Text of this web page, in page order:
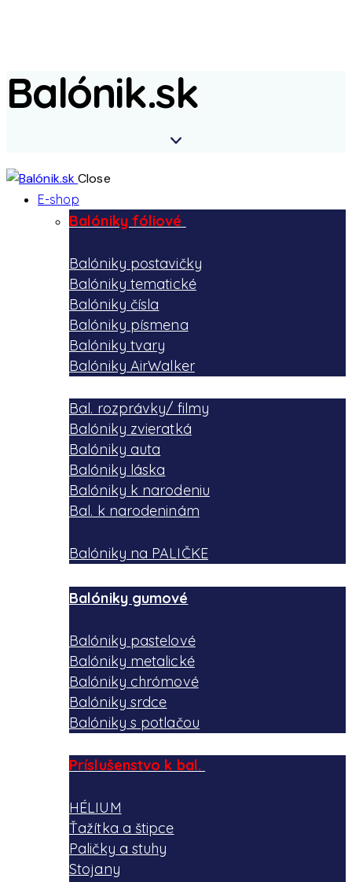
Balónik.sk
Close
E-shop
Balóniky fóliové
Balóniky postavičky
Balóniky tematické
Balóniky čísla
Balóniky písmena
Balóniky tvary
Balóniky AirWalker
Bal. rozprávky/ filmy
Balóniky zvieratká
Balóniky auta
Balóniky láska
Balóniky k narodeniu
Bal. k narodeninám
Balóniky na PALIČKE
Balóniky gumové
Balóniky pastelové
Balóniky metalické
Balóniky chrómové
Balóniky srdce
Balóniky s potlačou
Príslušenstvo k bal.
HÉLIUM
Ťažítka a štipce
Paličky a stuhy
Stojany